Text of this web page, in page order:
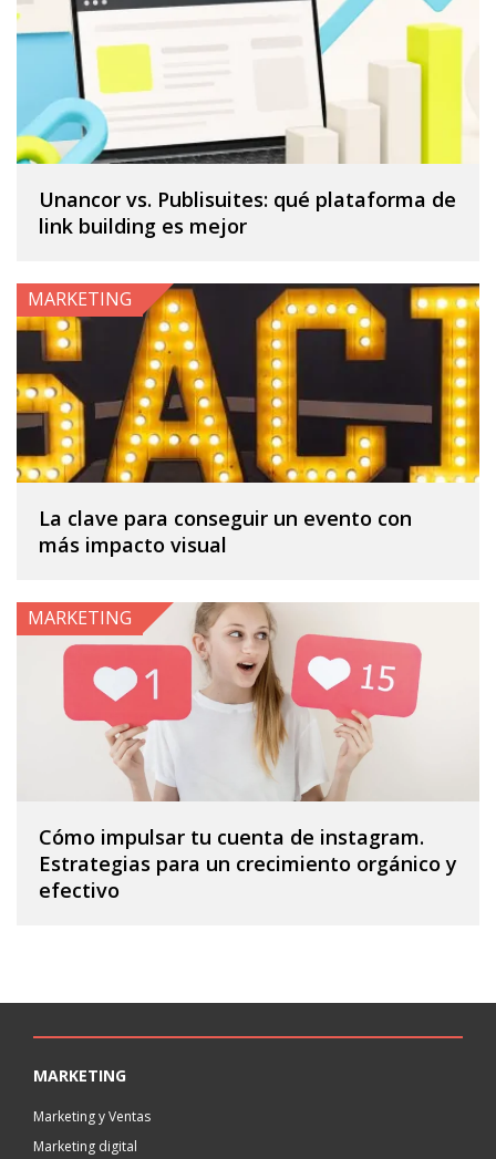
Unancor vs. Publisuites: qué plataforma de
link building es mejor
La clave para conseguir un evento con
más impacto visual
MARKETING
Cómo impulsar tu cuenta de instagram.
Estrategias para un crecimiento orgánico y
efectivo
MARKETING
MARKETING
Marketing y Ventas
Marketing digital